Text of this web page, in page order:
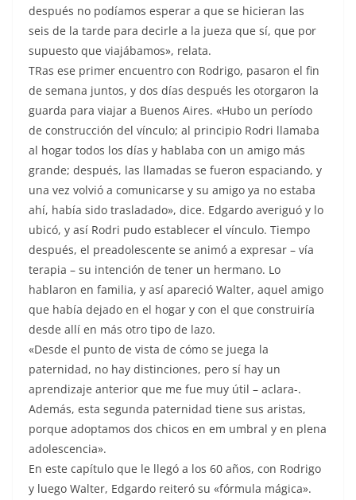
después no podíamos esperar a que se hicieran las
seis de la tarde para decirle a la jueza que sí, que por
supuesto que viajábamos», relata.
TRas ese primer encuentro con Rodrigo, pasaron el fin
de semana juntos, y dos días después les otorgaron la
guarda para viajar a Buenos Aires. «Hubo un período
de construcción del vínculo; al principio Rodri llamaba
al hogar todos los días y hablaba con un amigo más
grande; después, las llamadas se fueron espaciando, y
una vez volvió a comunicarse y su amigo ya no estaba
ahí, había sido trasladado», dice. Edgardo averiguó y lo
ubicó, y así Rodri pudo establecer el vínculo. Tiempo
después, el preadolescente se animó a expresar – vía
terapia – su intención de tener un hermano. Lo
hablaron en familia, y así apareció Walter, aquel amigo
que había dejado en el hogar y con el que construiría
desde allí en más otro tipo de lazo.
«Desde el punto de vista de cómo se juega la
paternidad, no hay distinciones, pero sí hay un
aprendizaje anterior que me fue muy útil – aclara-.
Además, esta segunda paternidad tiene sus aristas,
porque adoptamos dos chicos en em umbral y en plena
adolescencia».
En este capítulo que le llegó a los 60 años, con Rodrigo
y luego Walter, Edgardo reiteró su «fórmula mágica».